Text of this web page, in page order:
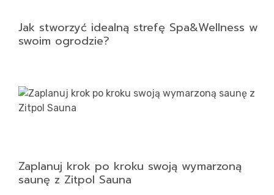
Jak stworzyć idealną strefę Spa&Wellness w
swoim ogrodzie?
Zaplanuj krok po kroku swoją wymarzoną
saunę z Zitpol Sauna